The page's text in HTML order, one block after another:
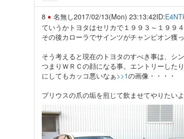
8 名無し2017/02/13(Mon) 23:13:42ID:
ていうかトヨタはセリカで１９９３～１９９
その後カローラでサインツがチャンピオン獲
そう考えると現在のトヨタのすべき事は、シ
つまりＷＲＣの顔になる事。エントリーした
にしてもカッコ悪いなぁ>>1の画像・・・・
プリウスの爪の垢を煎じて飲ませてやりたいよ